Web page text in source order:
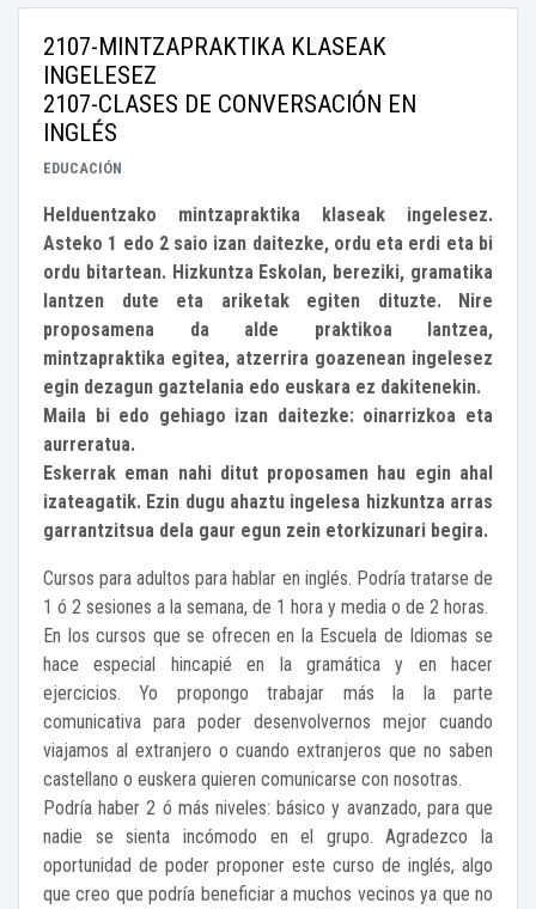
2107-MINTZAPRAKTIKA KLASEAK
INGELESEZ
2107-CLASES DE CONVERSACIÓN EN
INGLÉS
EDUCACIÓN
Helduentzako mintzapraktika klaseak ingelesez.
Asteko 1 edo 2 saio izan daitezke, ordu eta erdi eta bi
ordu bitartean. Hizkuntza Eskolan, bereziki, gramatika
lantzen dute eta ariketak egiten dituzte. Nire
proposamena da alde praktikoa lantzea,
mintzapraktika egitea, atzerrira goazenean ingelesez
egin dezagun gaztelania edo euskara ez dakitenekin.
Maila bi edo gehiago izan daitezke: oinarrizkoa eta
aurreratua.
Eskerrak eman nahi ditut proposamen hau egin ahal
izateagatik. Ezin dugu ahaztu ingelesa hizkuntza arras
garrantzitsua dela gaur egun zein etorkizunari begira.
Cursos para adultos para hablar en inglés. Podría tratarse de
1 ó 2 sesiones a la semana, de 1 hora y media o de 2 horas.
En los cursos que se ofrecen en la Escuela de Idiomas se
hace especial hincapié en la gramática y en hacer
ejercicios. Yo propongo trabajar más la la parte
comunicativa para poder desenvolvernos mejor cuando
viajamos al extranjero o cuando extranjeros que no saben
castellano o euskera quieren comunicarse con nosotras.
Podría haber 2 ó más niveles: básico y avanzado, para que
nadie se sienta incómodo en el grupo. Agradezco la
oportunidad de poder proponer este curso de inglés, algo
que creo que podría beneficiar a muchos vecinos ya que no